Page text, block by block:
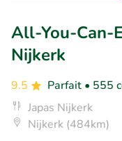
All-You-Can-
Nijkerk
9.5 Parfait • 555
Japas Nijkerk
Nijkerk (484km)